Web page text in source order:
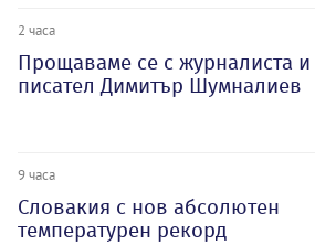
2 часа
Прощаваме се с журналиста и
писател Димитър Шумналиев
9 часа
Словакия с нов абсолютен
температурен рекорд